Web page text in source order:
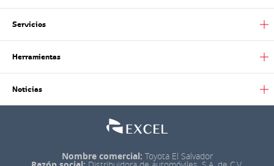
Servicios
Herramientas
Noticias
Nombre comercial: Toyota El Salvador